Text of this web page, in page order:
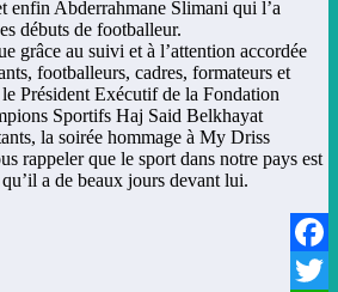
enfin Abderrahmane Slimani qui l’a
débuts de footballeur.
grâce au suivi et à l’attention accordée
footballeurs, cadres, formateurs et
Président Exécutif de la Fondation
Sportifs Haj Said Belkhayat
la soirée hommage à My Driss
rappeler que le sport dans notre pays est
a de beaux jours devant lui.
Facebook